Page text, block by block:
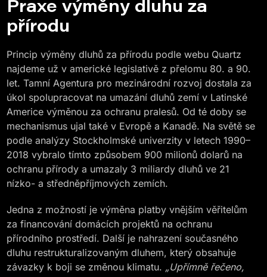
Praxe výměny dluhu za
přírodu
Princip výměny dluhů za přírodu podle webu Quartz
najdeme už v americké legislativě z přelomu 80. a 90.
let. Tamní Agentura pro mezinárodní rozvoj dostala za
úkol spolupracovat na umazání dluhů zemí v Latinské
Americe výměnou za ochranu pralesů. Od té doby se
mechanismus ujal také v Evropě a Kanadě. Na světě se
podle analýzy Stockholmské univerzity v letech 1990–
2018 vybralo tímto způsobem 900 milionů dolarů na
ochranu přírody a umazaly 3 miliardy dluhů ve 21
nízko- a středněpříjmových zemích.
Jedna z možností je výměna platby vnějším věřitelům
za financování domácích projektů na ochranu
přírodního prostředí. Další je nahrazení současného
dluhu restrukturalizovaným dluhem, který obsahuje
závazky k boji se změnou klimatu. „Upřímně řečeno,